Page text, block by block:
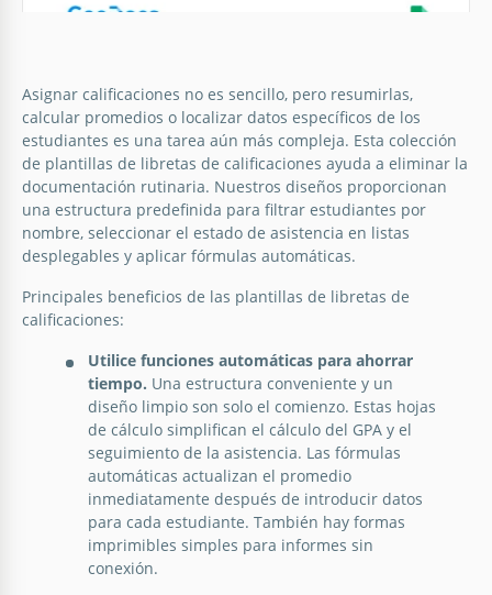
Plantilla de Libro de Calificaciones de
Primaria
Google Sheets
Libro de calificaciones en blanco y
negro
¡Hola, mira esta fabulosa plantilla en blanco y negro!
¿Quieres tenerla? Entonces ábrela en Google Docs y.
. . es tuya.
Google Sheets
Asignar calificaciones no es sencillo, pero resumirlas,
calcular promedios o localizar datos específicos de los
estudiantes es una tarea aún más compleja. Esta colección
de plantillas de libretas de calificaciones ayuda a eliminar la
documentación rutinaria. Nuestros diseños proporcionan
una estructura predefinida para filtrar estudiantes por
nombre, seleccionar el estado de asistencia en listas
desplegables y aplicar fórmulas automáticas.
Principales beneficios de las plantillas de libretas de
calificaciones:
Utilice funciones automáticas para ahorrar
tiempo. Una estructura conveniente y un
diseño limpio son solo el comienzo. Estas hojas
de cálculo simplifican el cálculo del GPA y el
seguimiento de la asistencia. Las fórmulas
automáticas actualizan el promedio
inmediatamente después de introducir datos
para cada estudiante. También hay formas
imprimibles simples para informes sin
conexión.